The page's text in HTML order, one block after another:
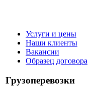
Услуги и цены
Наши клиенты
Вакансии
Образец договора
Грузоперевозки